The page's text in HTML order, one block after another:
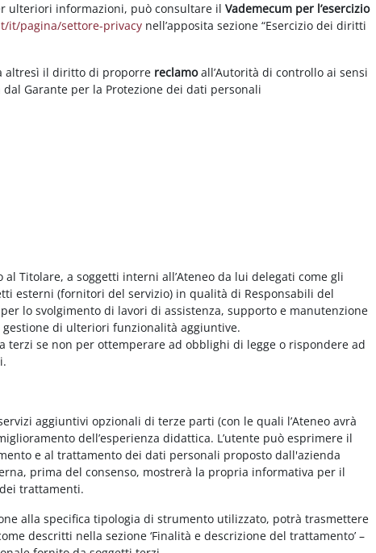
ulteriori informazioni, può consultare ilVademecum per l’esercizio
it/pagina/settore-privacy nell’apposita sezione “Esercizio dei diritti
altresì il diritto di proporre reclamoall’Autorità di controllo ai sensi
Garante per la Protezione dei dati personali
Titolare, a soggetti interni all’Ateneo da lui delegati come gli
esterni (fornitori del servizio) in qualità di Responsabili del
lo svolgimento di lavori di assistenza, supporto e manutenzione
di ulteriori funzionalità aggiuntive.
se non per ottemperare ad obblighi di legge o rispondere ad
aggiuntivi opzionali di terze parti (con le quali l’Ateneo avrà
dell’esperienza didattica. L’utente può esprimere il
e al trattamento dei dati personali proposto dall'azienda
prima del consenso, mostrerà la propria informativa per il
trattamenti.
alla specifica tipologia di strumento utilizzato, potrà trasmettere
descritti nella sezione ‘Finalità e descrizione del trattamento’ –